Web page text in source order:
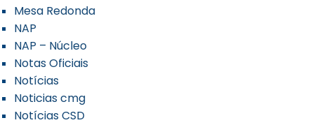
Mesa Redonda
NAP
NAP – Núcleo
Notas Oficiais
Notícias
Noticias cmg
Notícias CSD